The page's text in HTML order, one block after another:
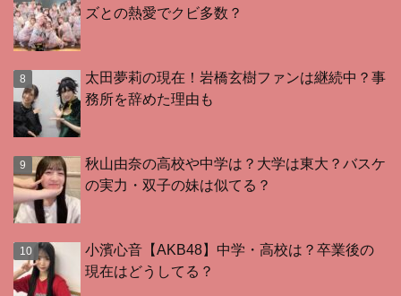
ズとの熱愛でクビ多数？
太田夢莉の現在！岩橋玄樹ファンは継続中？事
務所を辞めた理由も
秋山由奈の高校や中学は？大学は東大？バスケ
の実力・双子の妹は似てる？
小濱心音【AKB48】中学・高校は？卒業後の
現在はどうしてる？